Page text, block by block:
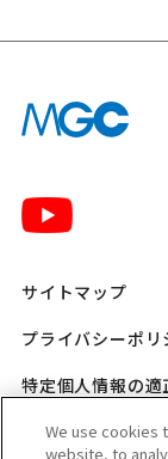
サイトマップ
プライバシーポリ
特定個人情報の
三菱ガス化学
We use cookies
website, to